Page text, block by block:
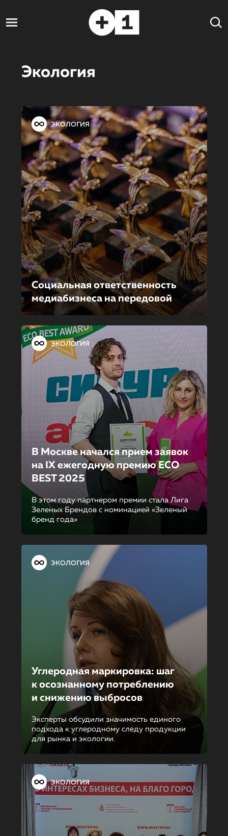
Экология
ЭКОЛОГИЯ
Социальная ответственность
медиабизнеса на передовой
ЭКОЛОГИЯ
В Москве начался прием заявок
на IX ежегодную премию ECO
BEST 2025
В этом году партнером премии стала Лига
Зеленых Брендов с номинацией «Зеленый
бренд года»
ЭКОЛОГИЯ
Углеродная маркировка: шаг
к осознанному потреблению
и снижению выбросов
Эксперты обсудили значимость единого
подхода к углеродному следу продукции
для рынка и экологии.
ЭКОЛОГИЯ